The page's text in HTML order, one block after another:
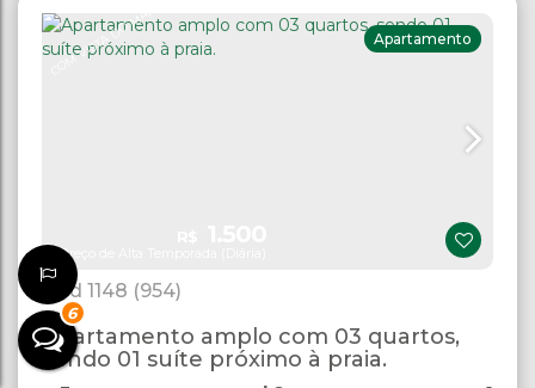
6
COM VISTA DO MAR
1148 (954)
Apartamento
Preço de Alta Temporada (Diária)
Apartamento amplo com 03 quartos,
sendo 01 suíte próximo à praia.